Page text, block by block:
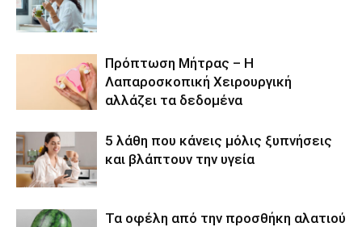
Πρόπτωση Μήτρας – Η
Λαπαροσκοπική Χειρουργική
αλλάζει τα δεδομένα
5 λάθη που κάνεις μόλις ξυπνήσεις
και βλάπτουν την υγεία
Τα οφέλη από την προσθήκη αλατιού